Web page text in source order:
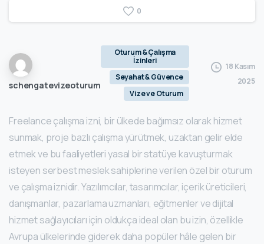
0
schengatevizeoturum
Oturum & Çalışma
İzinleri
Seyahat & Güvence
Vize ve Oturum
18 Kasım
2025
Freelance çalışma izni, bir ülkede bağımsız olarak hizmet
sunmak, proje bazlı çalışma yürütmek, uzaktan gelir elde
etmek ve bu faaliyetleri yasal bir statüye kavuşturmak
isteyen serbest meslek sahiplerine verilen özel bir oturum
ve çalışma iznidir. Yazılımcılar, tasarımcılar, içerik üreticileri,
danışmanlar, pazarlama uzmanları, eğitmenler ve dijital
hizmet sağlayıcıları için oldukça ideal olan bu izin, özellikle
Avrupa ülkelerinde giderek daha popüler hâle gelen bir